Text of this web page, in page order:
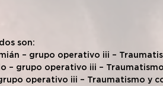
son:
– grupo operativo iii –
– grupo operativo iii –
operativo iii – Traumatismo y